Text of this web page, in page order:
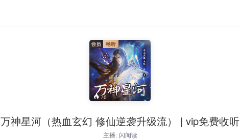
70
万神星河（热血玄幻 修仙逆袭升级流） | vip免费收听
主播: 闪阅读